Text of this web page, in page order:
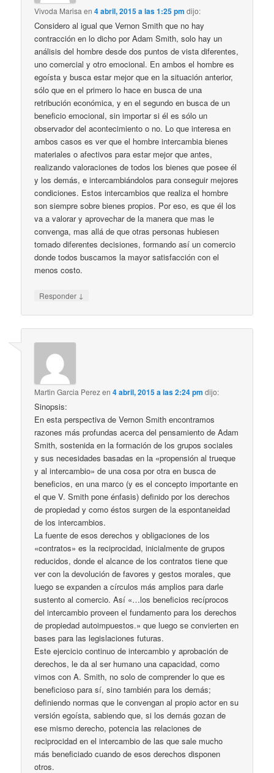
Vivoda Marisa en4 abril, 2015 a las 1:25 pm dijo:
Considero al igual que Vernon Smith que no hay
contracción en lo dicho por Adam Smith, solo hay un
análisis del hombre desde dos puntos de vista diferentes,
uno comercial y otro emocional. En ambos el hombre es
egoísta y busca estar mejor que en la situación anterior,
sólo que en el primero lo hace en busca de una
retribución económica, y en el segundo en busca de un
beneficio emocional, sin importar si él es sólo un
observador del acontecimiento o no. Lo que interesa en
ambos casos es ver que el hombre intercambia bienes
materiales o afectivos para estar mejor que antes,
realizando valoraciones de todos los bienes que posee él
y los demás, e intercambiándolos para conseguir mejores
condiciones. Estos intercambios que realiza el hombre
son siempre sobre bienes propios. Por eso, es que él los
va a valorar y aprovechar de la manera que mas le
convenga, mas allá de que otras personas hubiesen
tomado diferentes decisiones, formando así un comercio
donde todos buscamos la mayor satisfacción con el
menos costo.
Responder ↓
Martin Garcia Perezen4 abril, 2015 a las 2:24 pm dijo:
Sinopsis:
En esta perspectiva de Vernon Smith encontramos
razones más profundas acerca del pensamiento de Adam
Smith, sostenida en la formación de los grupos sociales
y sus necesidades basadas en la «propensión al trueque
y al intercambio» de una cosa por otra en busca de
beneficios, en una marco (y es el concepto importante en
el que V. Smith pone énfasis) definido por los derechos
de propiedad y como éstos surgen de la espontaneidad
de los intercambios.
La fuente de esos derechos y obligaciones de los
«contratos» es la reciprocidad, inicialmente de grupos
reducidos, donde el alcance de los contratos tiene que
ver con la devolución de favores y gestos morales, que
luego se expanden a círculos más amplios para darle
sustento al comercio. Así «…los beneficios recíprocos
del intercambio proveen el fundamento para los derechos
de propiedad autoimpuestos.» que luego se convierten en
bases para las legislaciones futuras.
Este ejercicio continuo de intercambio y aprobación de
derechos, le da al ser humano una capacidad, como
vimos con A. Smith, no solo de comprender lo que es
beneficioso para sí, sino también para los demás;
definiendo normas que le convengan al propio actor en su
versión egoísta, sabiendo que, si los demás gozan de
ese mismo derecho, potencia las relaciones de
reciprocidad en el intercambio de las que sale mucho
más beneficiado cuando de esos derechos disponen
otros.